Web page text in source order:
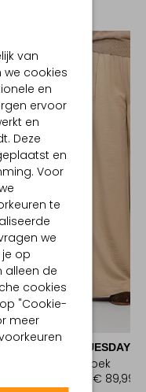
van
we cookies
en
ervoor
en
Deze
en
Voor
te
we
op
alleen de
cookies
"Cookie-
meer
RUBY TUESDAY
Wijde broek
€ 89,99